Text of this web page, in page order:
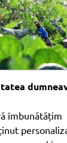
îmbunătățim